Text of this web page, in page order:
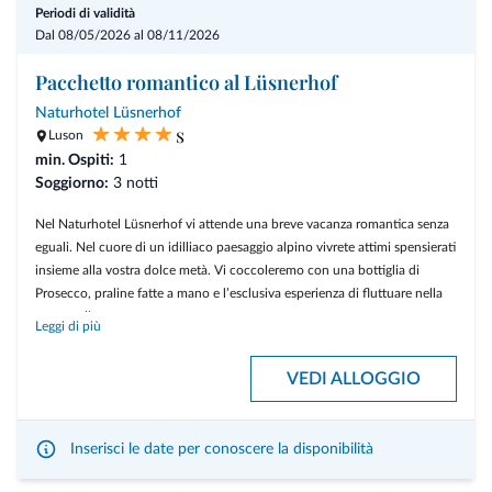
Periodi di validità
Dal 08/05/2026 al 08/11/2026
Pacchetto romantico al Lüsnerhof
Naturhotel Lüsnerhof
Luson s
min. Ospiti: 1
Soggiorno: 3 notti
Nel Naturhotel Lüsnerhof vi attende una breve vacanza romantica senza
eguali. Nel cuore di un idilliaco paesaggio alpino vivrete attimi spensierati
insieme alla vostra dolce metà. Vi coccoleremo con una bottiglia di
Prosecco, praline fatte a mano e l’esclusiva esperienza di fluttuare nella
grotta salina.
lunedì o martedì)
1 bottiglia di Prosecco e praline fatte in casa all’arrivo in camera
1 rituale dei bagni alpini con ingresso alla grotta salina
Leggi di più
VEDI ALLOGGIO
Inserisci le date per conoscere la disponibilità